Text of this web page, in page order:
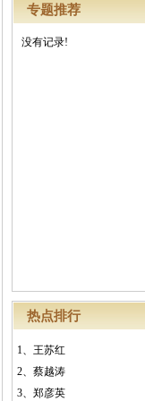
专题推荐
没有记录!
热点排行
1、 王苏红
2、 蔡越涛
3、 郑彦英